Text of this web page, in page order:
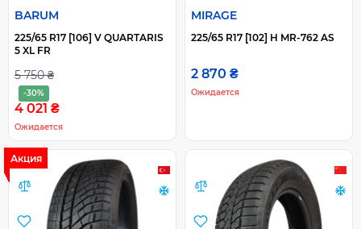
BARUM
225/65 R17 [106] V QUARTARIS
5 XL FR
5 750 ₴
-30%
4 021 ₴
Ожидается
MIRAGE
225/65 R17 [102] H MR-762 AS
2 870 ₴
Ожидается
Акция